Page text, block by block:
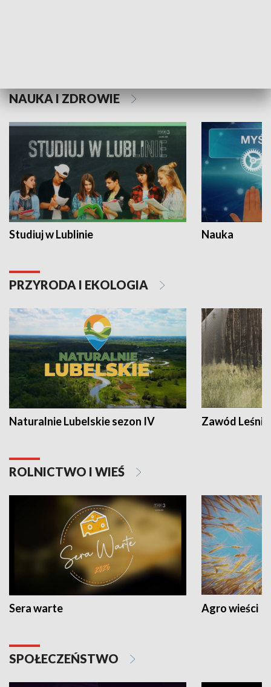
NAUKA I ZDROWIE
Studiuj w Lublinie Nauka
PRZYRODA I EKOLOGIA
Naturalnie Lubelskie sezon IV Zawód Leśnik
ROLNICTWO I WIEŚ
Sera warte Agro wieści
SPOŁECZEŃSTWO